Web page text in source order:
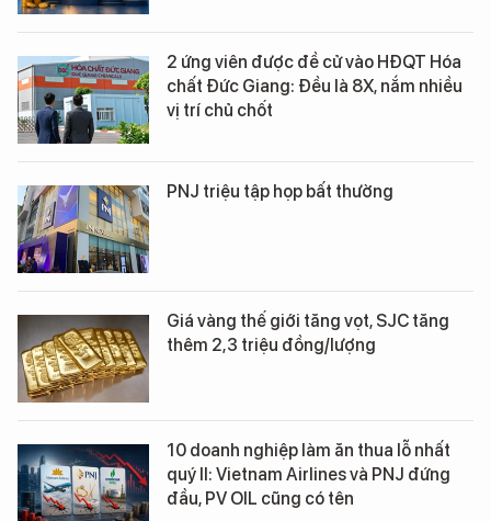
2 ứng viên được đề cử vào HĐQT Hóa
chất Đức Giang: Đều là 8X, nắm nhiều
vị trí chủ chốt
PNJ triệu tập họp bất thường
Giá vàng thế giới tăng vọt, SJC tăng
thêm 2,3 triệu đồng/lượng
10 doanh nghiệp làm ăn thua lỗ nhất
quý II: Vietnam Airlines và PNJ đứng
đầu, PV OIL cũng có tên